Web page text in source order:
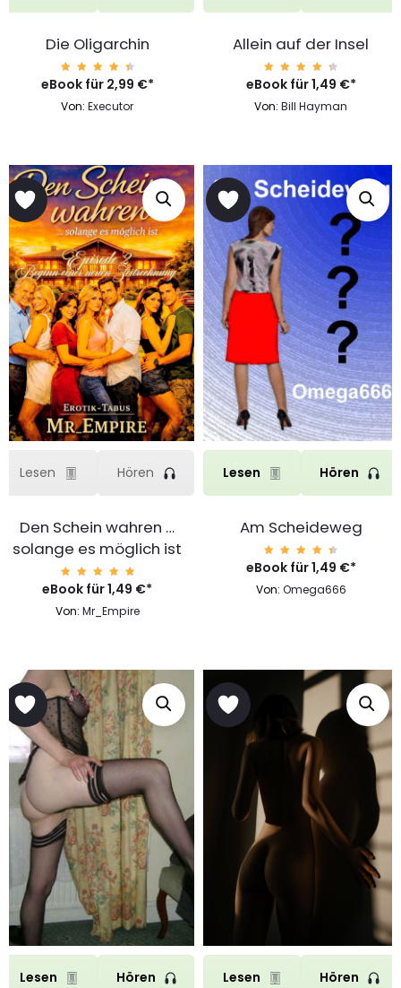
Die Oligarchin
Bewert
et mit
von 5
eBook für 2,99 €*
Von:Executor
Allein auf der Insel
Bewert
et mit
von 5
eBook für1,49 €*
Von:Bill Hayman
Lesen Hören
Den Schein wahren …
solange es möglich ist
Bewerte
t mit
von 5
eBook für1,49 €*
Von: Mr_Empire
Lesen Hören
Am Scheideweg
Bewert
et mit
von 5
eBook für1,49 €*
Von: Omega666
Lesen Hören Lesen Hören